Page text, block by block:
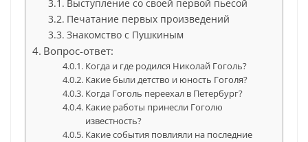
Выступление со своей первой пьесой
Печатание первых произведений
Знакомство с Пушкиным
Вопрос-ответ:
Когда и где родился Николай Гоголь?
Какие были детство и юность Гоголя?
Когда Гоголь переехал в Петербург?
Какие работы принесли Гоголю
известность?
Какие события повлияли на последние